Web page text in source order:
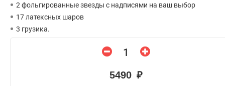
2 фольгированные звезды с надписями на ваш выбор
17 латексных шаров
3 грузика.
5490 ₽